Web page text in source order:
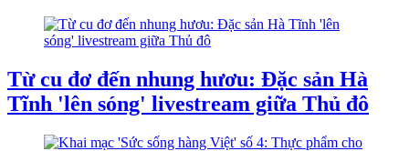
Từ cu đơ đến nhung hươu: Đặc sản Hà
Tĩnh 'lên sóng' livestream giữa Thủ đô